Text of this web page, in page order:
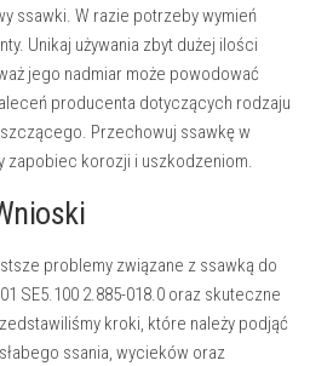
ssawki. W razie potrzeby wymień
Unikaj używania zbyt dużej ilości
jego nadmiar może powodować
producenta dotyczących rodzaju
Przechowuj ssawkę w
zapobiec korozji i uszkodzeniom.
problemy związane z ssawką do
SE5.100 2.885-018.0 oraz skuteczne
kroki, które należy podjąć
ssania, wycieków oraz